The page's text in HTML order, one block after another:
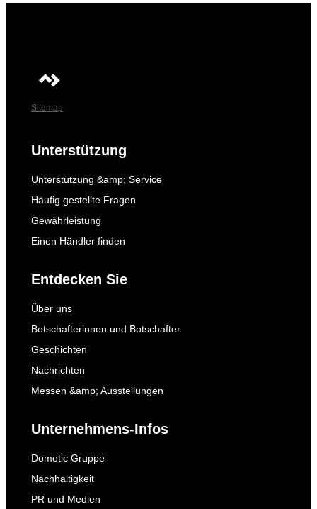
Sitemap
Unterstützung
Unterstützung &amp; Service
Häufig gestellte Fragen
Gewährleistung
Einen Händler finden
Entdecken Sie
Über uns
Botschafterinnen und Botschafter
Geschichten
Nachrichten
Messen &amp; Ausstellungen
Unternehmens-Infos
Dometic Gruppe
Nachhaltigkeit
PR und Medien